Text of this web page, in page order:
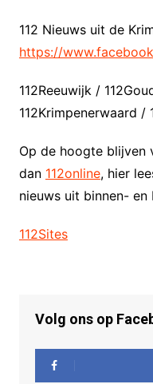
112 Nieuws uit de
https://
112Reeuwijk /
112Krimpenerwaard /
Op de hoogte blijven
dan 112online, hier
nieuws uit binnen- en
112Sites
Volg ons op